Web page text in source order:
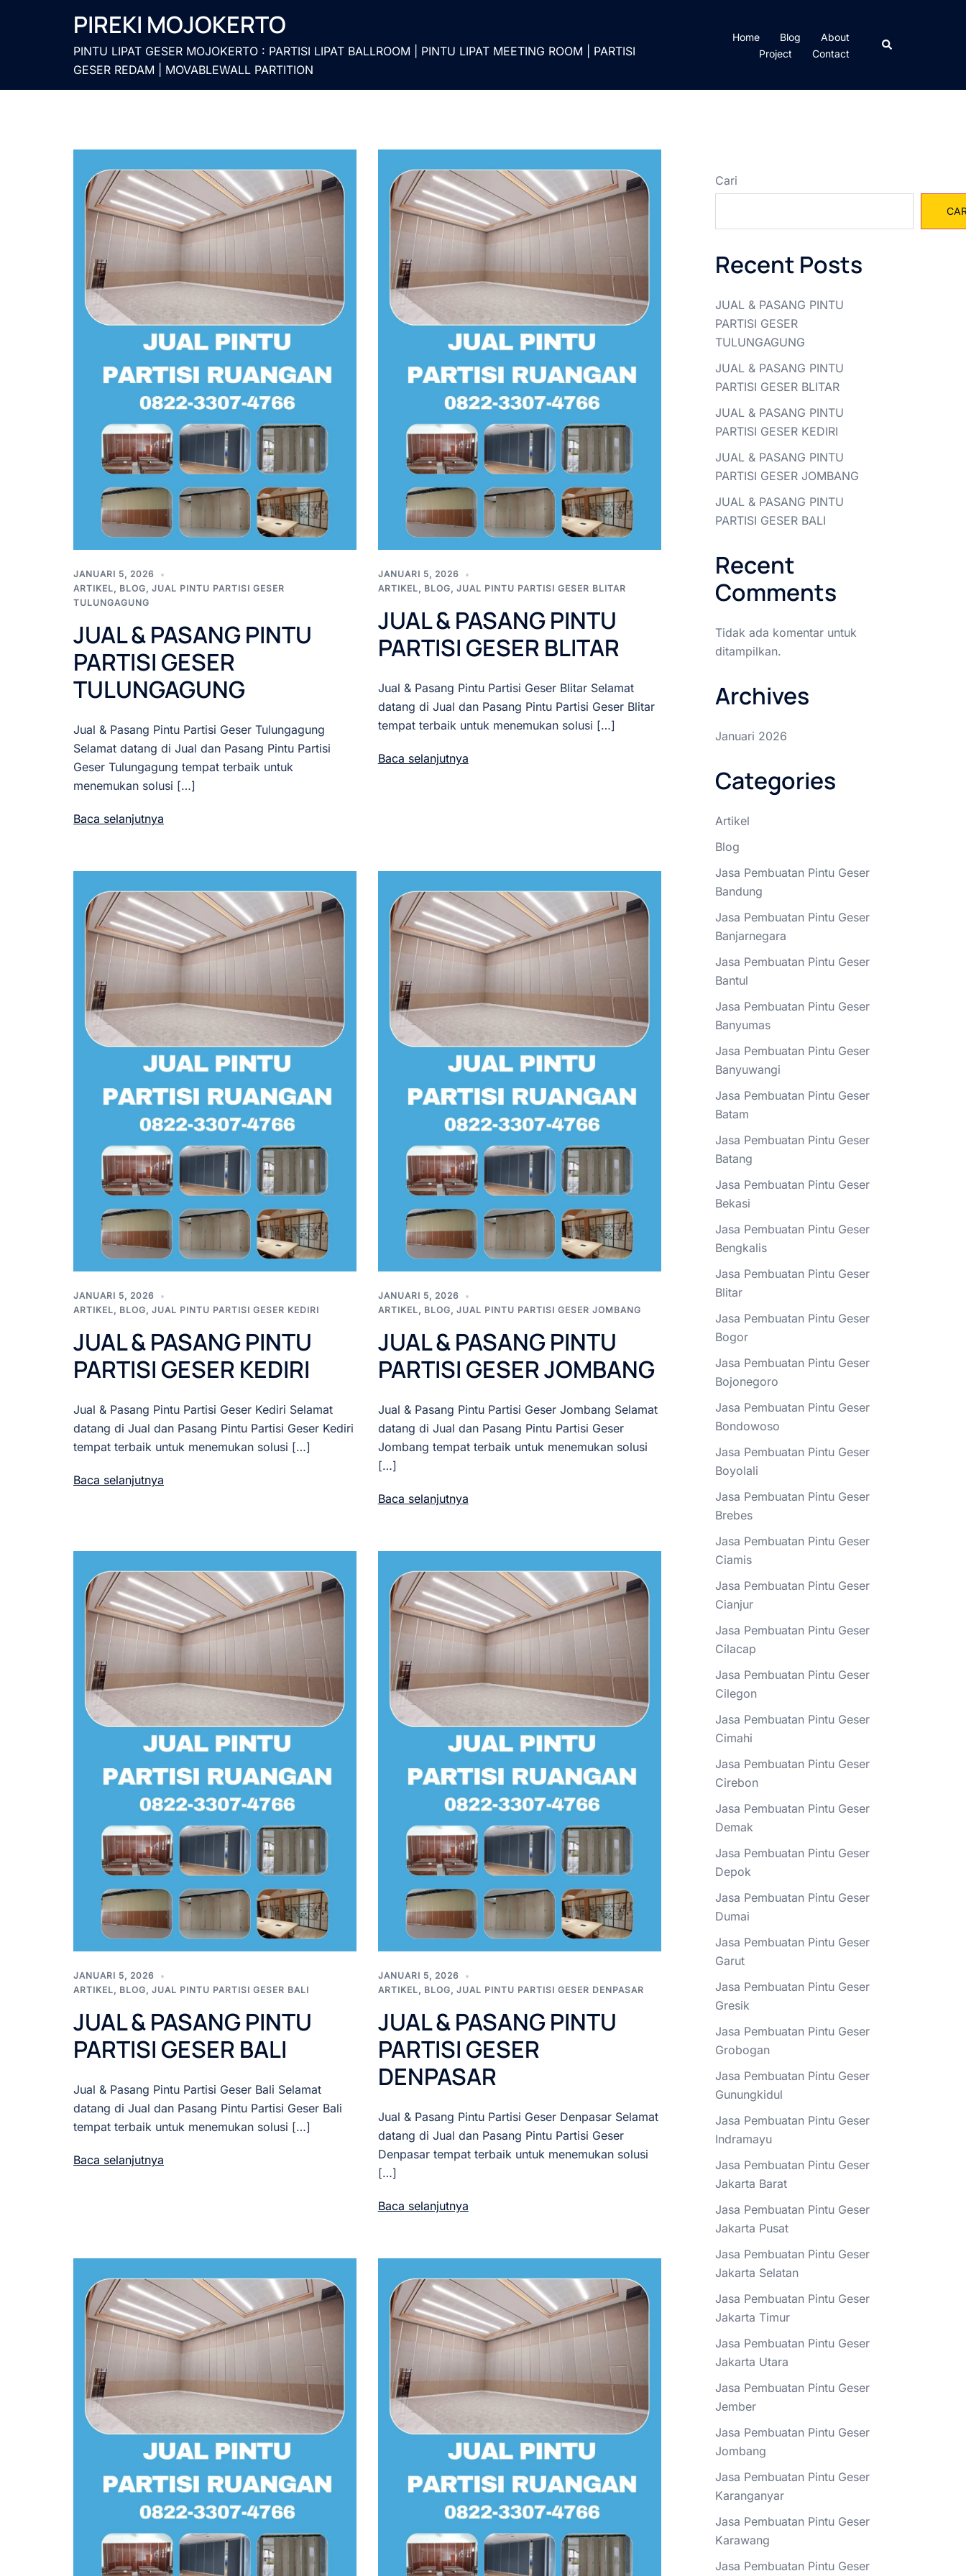
PIREKI MOJOKERTO
PINTU LIPAT GESER MOJOKERTO : PARTISI LIPAT BALLROOM | PINTU LIPAT MEETING ROOM | PARTISI
GESER REDAM | MOVABLEWALL PARTITION
Home Blog
About
Project
Contact
Cari
JANUARI 5, 2026
ARTIKEL, BLOG, JUAL PINTU PARTISI GESER
TULUNGAGUNG
JUAL & PASANG PINTU
PARTISI GESER
TULUNGAGUNG
Jual & Pasang Pintu Partisi Geser Tulungagung
Selamat datang di Jual dan Pasang Pintu Partisi
Geser Tulungagung tempat terbaik untuk
menemukan solusi […]
Baca selanjutnya
JANUARI 5, 2026
ARTIKEL, BLOG, JUAL PINTU PARTISI GESER BLITAR
JUAL & PASANG PINTU
PARTISI GESER BLITAR
Jual & Pasang Pintu Partisi Geser Blitar Selamat
datang di Jual dan Pasang Pintu Partisi Geser Blitar
tempat terbaik untuk menemukan solusi […]
Baca selanjutnya
JANUARI 5, 2026
ARTIKEL, BLOG, JUAL PINTU PARTISI GESER KEDIRI
JUAL & PASANG PINTU
PARTISI GESER KEDIRI
Jual & Pasang Pintu Partisi Geser Kediri Selamat
datang di Jual dan Pasang Pintu Partisi Geser Kediri
tempat terbaik untuk menemukan solusi […]
Baca selanjutnya
JANUARI 5, 2026
ARTIKEL, BLOG, JUAL PINTU PARTISI GESER JOMBANG
JUAL & PASANG PINTU
PARTISI GESER JOMBANG
Jual & Pasang Pintu Partisi Geser Jombang Selamat
datang di Jual dan Pasang Pintu Partisi Geser
Jombang tempat terbaik untuk menemukan solusi
[…]
Baca selanjutnya
JANUARI 5, 2026
ARTIKEL, BLOG, JUAL PINTU PARTISI GESER BALI
JUAL & PASANG PINTU
PARTISI GESER BALI
Jual & Pasang Pintu Partisi Geser Bali Selamat
datang di Jual dan Pasang Pintu Partisi Geser Bali
tempat terbaik untuk menemukan solusi […]
Baca selanjutnya
JANUARI 5, 2026
ARTIKEL, BLOG, JUAL PINTU PARTISI GESER DENPASAR
JUAL & PASANG PINTU
PARTISI GESER
DENPASAR
Jual & Pasang Pintu Partisi Geser Denpasar Selamat
datang di Jual dan Pasang Pintu Partisi Geser
Denpasar tempat terbaik untuk menemukan solusi
[…]
Baca selanjutnya
Cari
Recent Posts
JUAL & PASANG PINTU
PARTISI GESER
TULUNGAGUNG
JUAL & PASANG PINTU
PARTISI GESER BLITAR
JUAL & PASANG PINTU
PARTISI GESER KEDIRI
JUAL & PASANG PINTU
PARTISI GESER JOMBANG
JUAL & PASANG PINTU
PARTISI GESER BALI
Recent
Comments
Tidak ada komentar untuk
ditampilkan.
Archives
Januari 2026
Categories
Artikel
Blog
Jasa Pembuatan Pintu Geser
Bandung
Jasa Pembuatan Pintu Geser
Banjarnegara
Jasa Pembuatan Pintu Geser
Bantul
Jasa Pembuatan Pintu Geser
Banyumas
Jasa Pembuatan Pintu Geser
Banyuwangi
Jasa Pembuatan Pintu Geser
Batam
Jasa Pembuatan Pintu Geser
Batang
Jasa Pembuatan Pintu Geser
Bekasi
Jasa Pembuatan Pintu Geser
Bengkalis
Jasa Pembuatan Pintu Geser
Blitar
Jasa Pembuatan Pintu Geser
Bogor
Jasa Pembuatan Pintu Geser
Bojonegoro
Jasa Pembuatan Pintu Geser
Bondowoso
Jasa Pembuatan Pintu Geser
Boyolali
Jasa Pembuatan Pintu Geser
Brebes
Jasa Pembuatan Pintu Geser
Ciamis
Jasa Pembuatan Pintu Geser
Cianjur
Jasa Pembuatan Pintu Geser
Cilacap
Jasa Pembuatan Pintu Geser
Cilegon
Jasa Pembuatan Pintu Geser
Cimahi
Jasa Pembuatan Pintu Geser
Cirebon
Jasa Pembuatan Pintu Geser
Demak
Jasa Pembuatan Pintu Geser
Depok
Jasa Pembuatan Pintu Geser
Dumai
Jasa Pembuatan Pintu Geser
Garut
Jasa Pembuatan Pintu Geser
Gresik
Jasa Pembuatan Pintu Geser
Grobogan
Jasa Pembuatan Pintu Geser
Gunungkidul
Jasa Pembuatan Pintu Geser
Indramayu
Jasa Pembuatan Pintu Geser
Jakarta Barat
Jasa Pembuatan Pintu Geser
Jakarta Pusat
Jasa Pembuatan Pintu Geser
Jakarta Selatan
Jasa Pembuatan Pintu Geser
Jakarta Timur
Jasa Pembuatan Pintu Geser
Jakarta Utara
Jasa Pembuatan Pintu Geser
Jember
Jasa Pembuatan Pintu Geser
Jombang
Jasa Pembuatan Pintu Geser
Karanganyar
Jasa Pembuatan Pintu Geser
Karawang
Jasa Pembuatan Pintu Geser